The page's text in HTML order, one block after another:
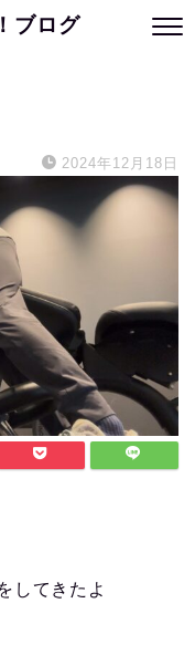
ブログ
2024年12月18日
してきたよ